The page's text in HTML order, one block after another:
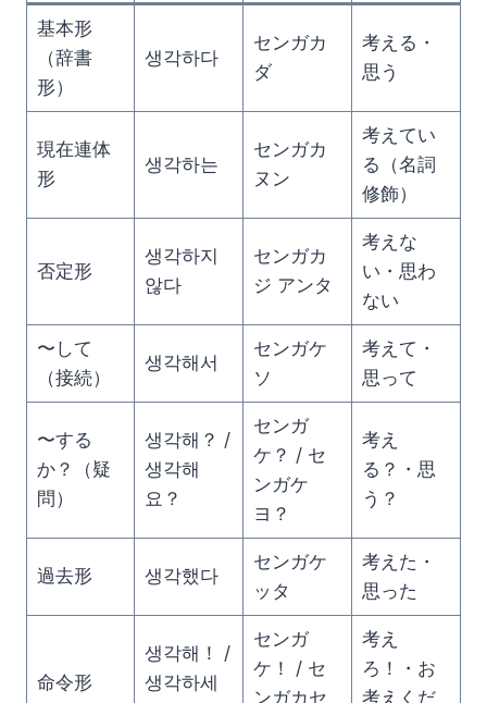
基本形
（辞書
形）
생각하다
センガカ
ダ
考える・
思う
現在連体
形
생각하는
センガカ
ヌン
考えてい
る（名詞
修飾）
否定形
생각하지
않다
センガカ
ジ アンタ
考えな
い・思わ
ない
〜して
（接続）
생각해서
センガケ
ソ
考えて・
思って
〜する
か？（疑
問）
생각해？ /
생각해
요？
センガ
ケ？ / セ
ンガケ
ヨ？
考え
る？・思
う？
過去形 생각했다
センガケ
ッタ
考えた・
思った
命令形
생각해！ /
생각하세
センガ
ケ！ / セ
ンガカセ
考え
ろ！・お
考えくだ